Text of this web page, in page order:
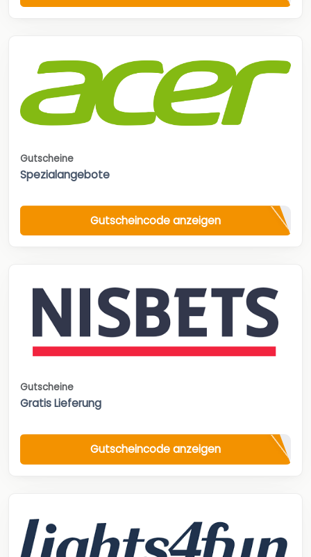
Gutscheine
Spezialangebote
Gutscheincode anzeigen
Gutscheine
Gratis Lieferung
Gutscheincode anzeigen